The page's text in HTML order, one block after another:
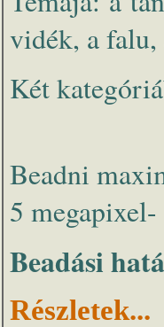
vidék, a
Két
2)
Beadni
5 megapixel-
Beadási
Részletek...